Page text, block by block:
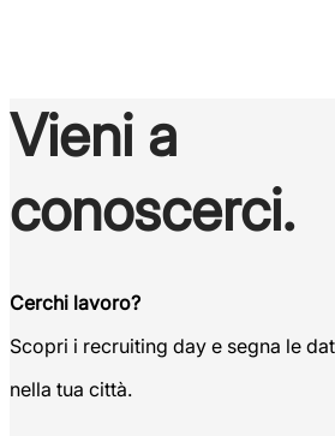
Vieni a
conoscerci.
Cerchi lavoro?
Scopri i recruiting day e segna le
nella tua città.